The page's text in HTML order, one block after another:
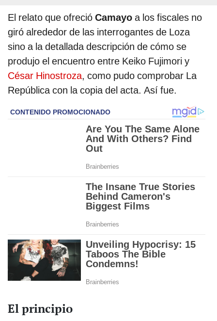
El relato que ofreció Camayo a los fiscales no
giró alrededor de las interrogantes de Loza
sino a la detallada descripción de cómo se
produjo el encuentro entre Keiko Fujimori y
César Hinostroza, como pudo comprobar La
República con la copia del acta. Así fue.
El principio